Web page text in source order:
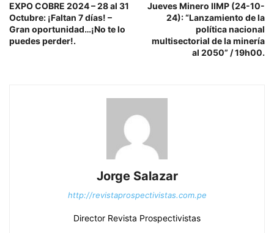
EXPO COBRE 2024 – 28 al 31
Octubre: ¡Faltan 7 días! –
Gran oportunidad…¡No te lo
puedes perder!.
Jueves Minero IIMP (24-10-
24): “Lanzamiento de la
política nacional
multisectorial de la minería
al 2050” / 19h00.
Jorge Salazar
http://revistaprospectivistas.com.pe
Director Revista Prospectivistas